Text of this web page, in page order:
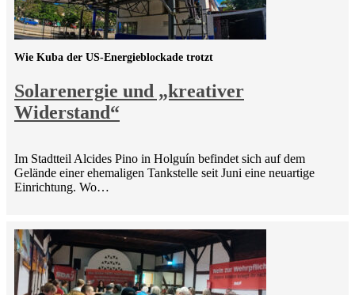
Solarenergie und „kreativer
Widerstand“
Wie Kuba der US-Energieblockade trotzt
Im Stadtteil Alcides Pino in Holguín befindet sich auf dem
Gelände einer ehemaligen Tankstelle seit Juni eine neuartige
Einrichtung. Wo…